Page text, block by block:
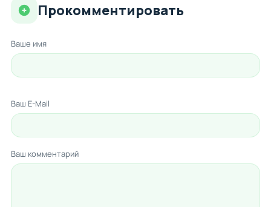
Прокомментировать
Ваше имя
Ваш E-Mail
Ваш комментарий